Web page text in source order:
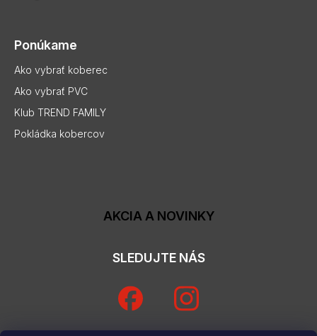
Ponúkame
Ako vybrať koberec
Ako vybrať PVC
Klub TREND FAMILY
Pokládka kobercov
AKCIA A NOVINKY
SLEDUJTE NÁS